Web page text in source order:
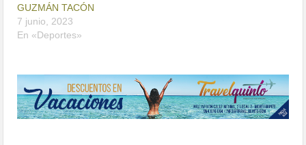
GUZMÁN TACÓN
7 junio, 2023
En «Deportes»